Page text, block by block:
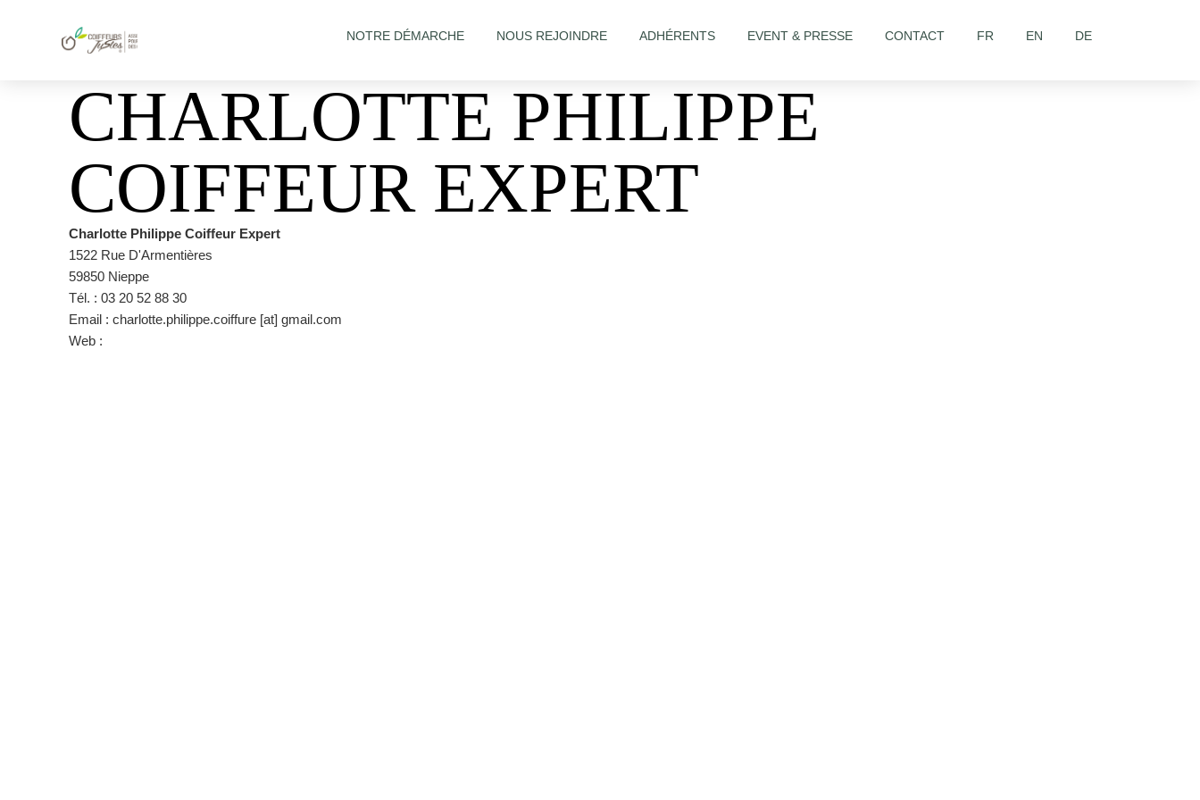
NOTRE DÉMARCHE NOUS REJOINDRE ADHÉRENTS EVENT & PRESSE CONTACT FR EN DE
CHARLOTTE PHILIPPE
COIFFEUR EXPERT
Charlotte Philippe Coiffeur Expert
1522 Rue D'Armentières
59850 Nieppe
Tél. : 03 20 52 88 30
Email : charlotte.philippe.coiffure [at] gmail.com
Web :